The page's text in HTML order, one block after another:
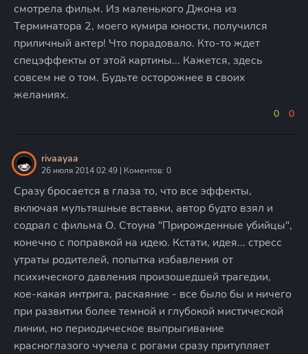
смотрела фильм. Из маленького Джона из
Терминатора 2, моего кумира юности, получился
приличный актер! Что порадовало. Кто-то ждет
спецэффекты от этой картины... Кажется, здесь
совсем не о том. Будьте осторожнее в своих
желаниях.
0 0
rivaayaa
26 июля 2014 02:49 | Коментов: 0
Сразу бросается в глаза то, что все эффекты,
включая мультяшные вставки, автор будто взял и
содрал с фильма О. Стоуна "Прирожденные убийцы",
конечно с поправкой на идею. Кстати, идея... стресс
утраты родителей, попытка избавления от
психического давления произошедшей трагедии,
кое-какая интрига, раскаяние - все было бы и ничего
при развитии более темной и глубокой мистической
линии, но периодическое выпрыгивание
красноглазого чучела с рогами сразу притупляет